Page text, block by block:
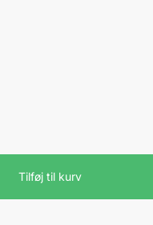
Tilføj til kurv